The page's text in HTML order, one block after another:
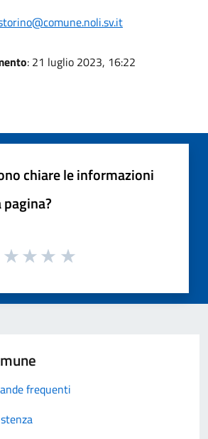
: 21 luglio 2023, 16:22
chiare le informazioni
frequenti